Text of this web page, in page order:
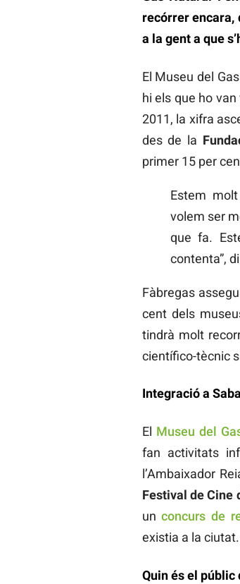
recórrer encara,
a la gent a que
El Museu del
hi els que ho
2011, la xifra
des de la
primer 15 per
Estem
volem ser
que fa.
contenta”,
Fàbregas
cent dels
tindrà molt
científico-tècnic
Integració a
El Museu del
fan activitats
l’Ambaixador
Festival de Cine
unconcurs de
existia a la ciutat.
Quin és el públic